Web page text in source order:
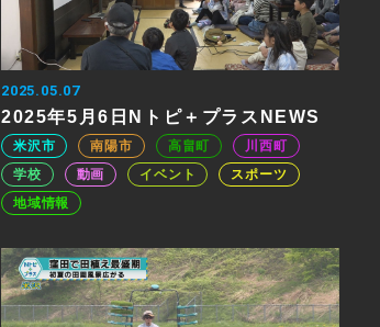
2025.05.07
2025年5月6日Nトピ＋プラスNEWS
米沢市 南陽市 高畠町
川西町
学校
動画 イベント
スポーツ
地域情報